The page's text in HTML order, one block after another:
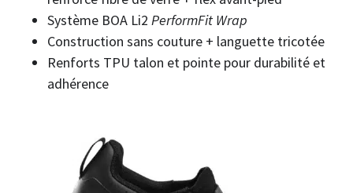
Système BOA Li2 PerformFit Wrap
Construction sans couture + languette tricotée
Renforts TPU talon et pointe pour durabilité et
adhérence